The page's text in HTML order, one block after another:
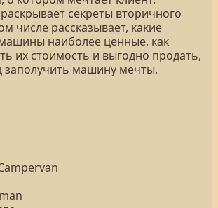
секреты вторичного
числе рассказывает, какие
наиболее ценные, как
их стоимость и выгодно продать,
заполучить машину мечты.